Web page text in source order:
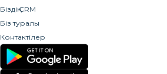
Біздің CRM
Біз туралы
Контактілер